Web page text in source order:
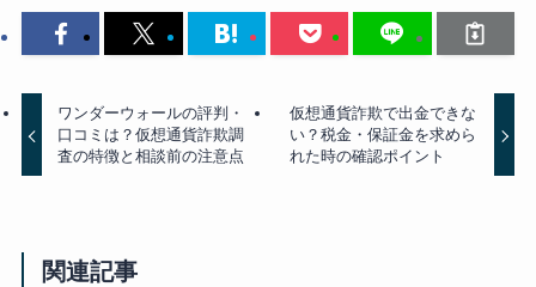
ワンダーウォールの評判・
口コミは？仮想通貨詐欺調
査の特徴と相談前の注意点
仮想通貨詐欺で出金できな
い？税金・保証金を求めら
れた時の確認ポイント
関連記事